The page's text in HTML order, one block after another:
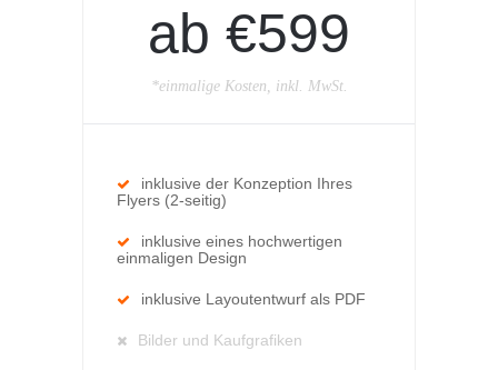
ab €599
*einmalige Kosten, inkl. MwSt.
inklusive der Konzeption Ihres
Flyers (2-seitig)
inklusive eines hochwertigen
einmaligen Design
inklusive Layoutentwurf als PDF
Bilder und Kaufgrafiken